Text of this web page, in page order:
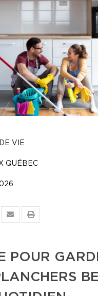
VIE
QUÉBEC
POUR